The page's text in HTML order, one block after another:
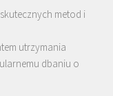
metod i
utrzymania
dbaniu o